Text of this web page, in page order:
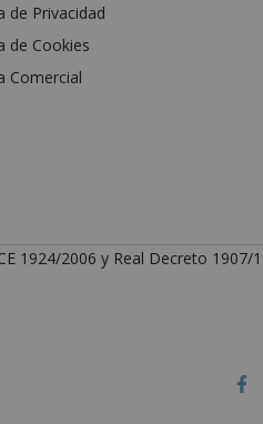
de Privacidad
de Cookies
Comercial
1924/2006 y Real Decreto 1907/